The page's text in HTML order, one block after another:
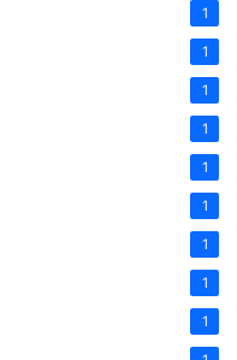
1
1
1
1
1
1
1
1
1